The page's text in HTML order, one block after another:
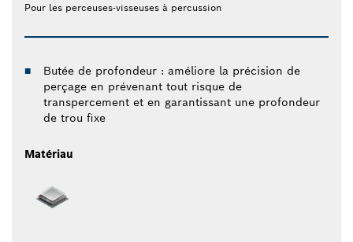
Pour les perceuses-visseuses à percussion
Butée de profondeur : améliore la précision de
perçage en prévenant tout risque de
transpercement et en garantissant une profondeur
de trou fixe
Matériau